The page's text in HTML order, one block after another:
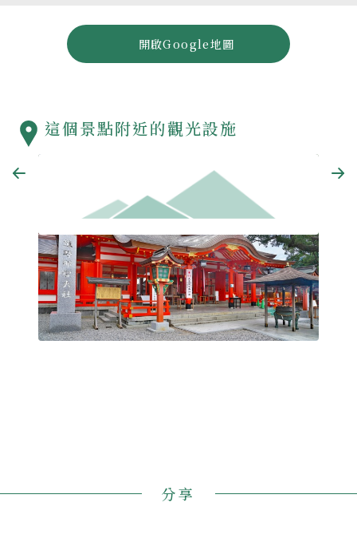
開啟Google地圖
這個景點附近的觀光設施
熊野那智大社
分享